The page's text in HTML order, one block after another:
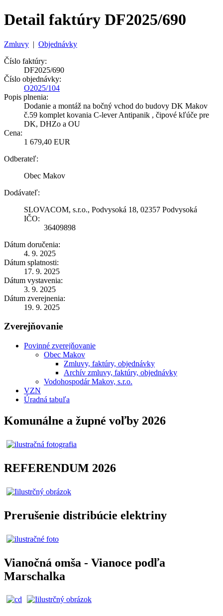
Detail faktúry DF2025/690
Zmluvy | Objednávky
Číslo faktúry:
DF2025/690
Číslo objednávky:
O2025/104
Popis plnenia:
Dodanie a montáž na bočný vchod do budovy DK Makov
č.59 komplet kovania C-lever Antipanik , čipové kľúče pre
DK, DHZo a OU
Cena:
1 679,40 EUR
Odberateľ:
Obec Makov
Dodávateľ:
SLOVACOM, s.r.o., Podvysoká 18, 02357 Podvysoká
IČO:
36409898
Dátum doručenia:
4. 9. 2025
Dátum splatnosti:
17. 9. 2025
Dátum vystavenia:
3. 9. 2025
Dátum zverejnenia:
19. 9. 2025
Zverejňovanie
Povinné zverejňovanie
Obec Makov
Zmluvy, faktúry, objednávky
Archív zmluvy, faktúry, objednávky
Vodohospodár Makov, s.r.o.
VZN
Úradná tabuľa
Komunálne a župné voľby 2026
REFERENDUM 2026
Prerušenie distribúcie elektriny
Vianočná omša - Vianoce podľa
Marschalka